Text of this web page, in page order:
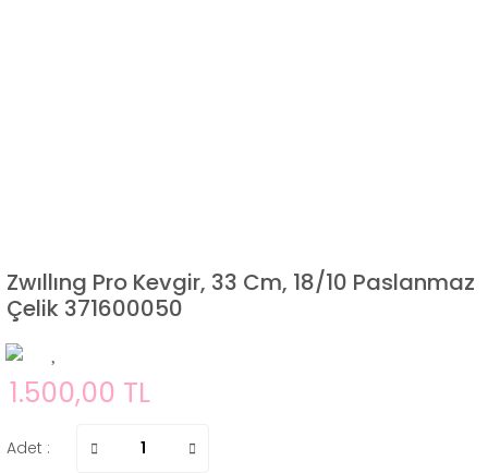
Zwıllıng Pro Kevgir, 33 Cm, 18/10 Paslanmaz
Çelik 371600050
1.500,00 TL
Adet :